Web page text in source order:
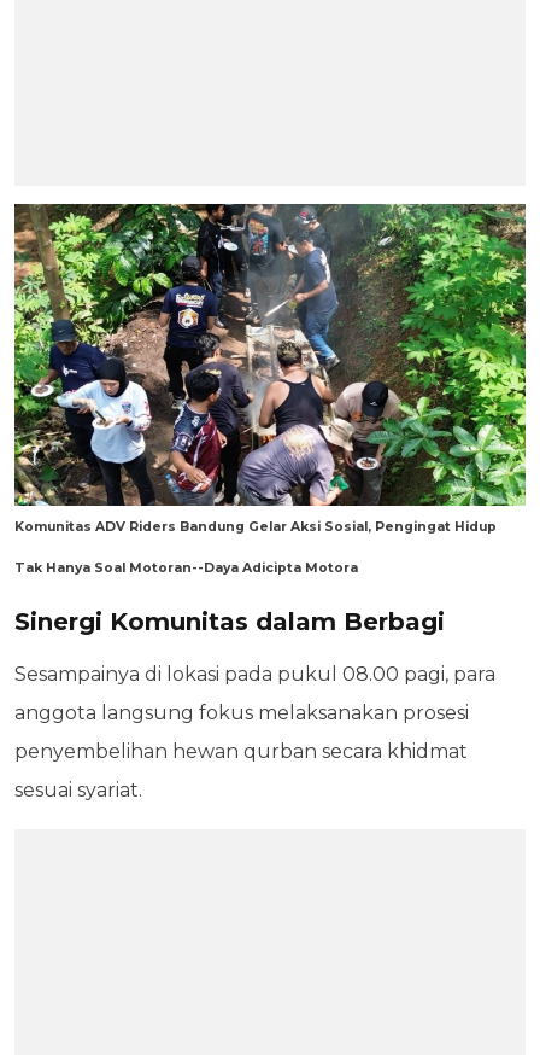
Komunitas ADV Riders Bandung Gelar Aksi Sosial, Pengingat Hidup
Tak Hanya Soal Motoran--Daya Adicipta Motora
Sinergi Komunitas dalam Berbagi
Sesampainya di lokasi pada pukul 08.00 pagi, para
anggota langsung fokus melaksanakan prosesi
penyembelihan hewan qurban secara khidmat
sesuai syariat.